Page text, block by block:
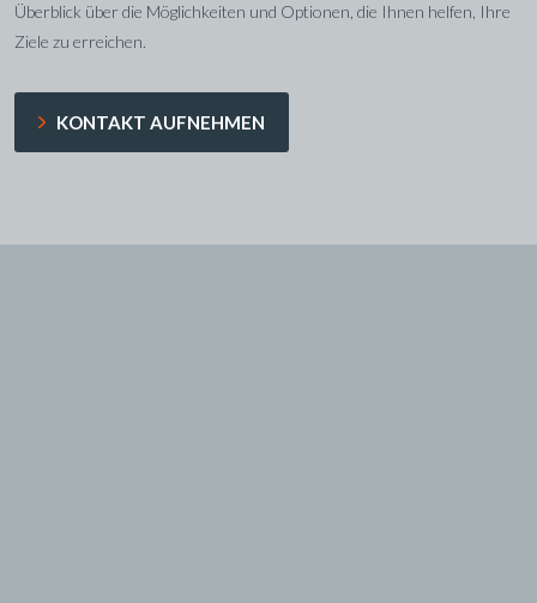
Überblick über die Möglichkeiten und Optionen, die Ihnen helfen, Ihre
Ziele zu erreichen.
KONTAKT AUFNEHMEN